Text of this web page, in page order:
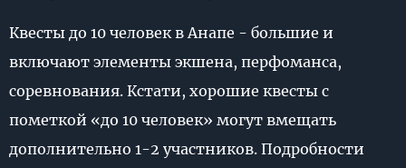
Квесты до 10 человек в Анапе - большие и
включают элементы экшена, перфоманса,
соревнования. Кстати, хорошие квесты с
пометкой «до 10 человек» могут вмещать
дополнительно 1-2 участников. Подробности